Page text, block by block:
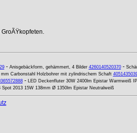
- Anisgebäckform, gehämmert, 4 Bilder 4260140520370-
mm Carbonstahl Holzbohrer mit zylindrischem Schaft
- LED Deckenfluter 30W 2400lm Epistar Warmweiß
Spot 2013 15W 138mm Ø 1350lm Epistar Neutralweiß